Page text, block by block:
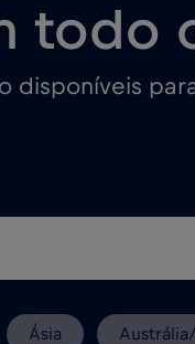
todo
disponíveis
Ásia